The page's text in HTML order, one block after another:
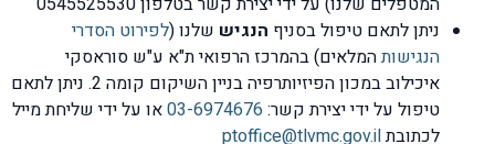
ניתן לתאם טיפול בסניף הנגיש שלנו (לפירוט הסדרי
הנגישותהמלאים) בהמרכז הרפואי ת"א ע"ש סוראסקי
איכילוב במכון הפיזיותרפיה בניין השיקום קומה 2. ניתן לתאם
טיפול על ידי יצירת קשר: 03-6974676או על ידי שליחת מייל
לכתובתptoffice@tlvmc.gov.il